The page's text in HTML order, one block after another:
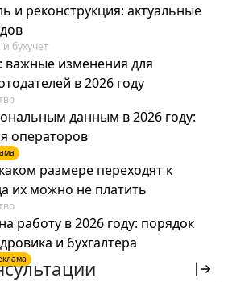
и реконструкция: актуальные
бухучет
изменения для
в 2026 году
данным в 2026 году:
операторов
размере переходят к
их можно не платить
работу в 2026 году: порядок
и бухгалтера